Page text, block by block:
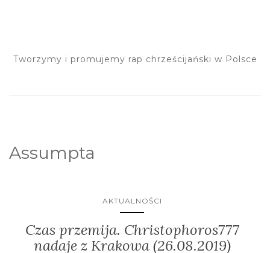
Tworzymy i promujemy rap chrześcijański w Polsce
Assumpta
AKTUALNOŚCI
Czas przemija. Christophoros777
nadaje z Krakowa (26.08.2019)